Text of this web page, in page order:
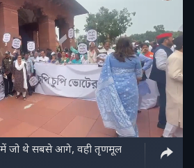
में जो थे सबसे आगे, वही तृणमूल